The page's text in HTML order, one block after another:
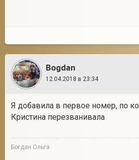
Bogdan
12.04.2018 в 23:34
Я добавила в первое номер, по
Кристина перезванивала
Богдан Ольга